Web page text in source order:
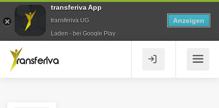
transferiva App
transferiva UG
Laden - bei Google Play
Anzeigen